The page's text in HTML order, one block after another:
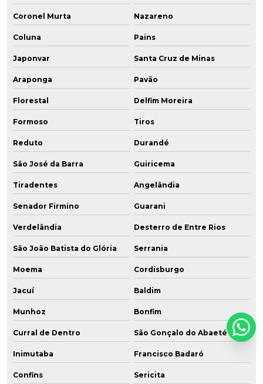
Coronel Murta Nazareno
Coluna Pains
Japonvar Santa Cruz de Minas
Araponga Pavão
Florestal Delfim Moreira
Formoso Tiros
Reduto Durandé
São José da Barra Guiricema
Tiradentes Angelândia
Senador Firmino Guarani
Verdelândia Desterro de Entre Rios
São João Batista do Glória Serrania
Moema Cordisburgo
Jacuí Baldim
Munhoz Bonfim
Curral de Dentro São Gonçalo do Abaeté
Inimutaba Francisco Badaró
Confins Sericita